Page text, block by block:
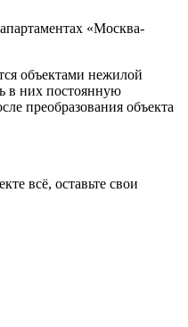
«Москва-
объектами нежилой
в них постоянную
преобразования объекта
всё, оставьте свои